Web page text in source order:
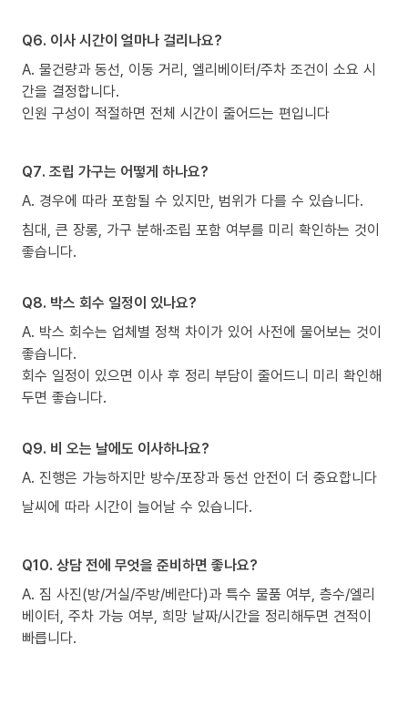
Q6. 이사 시간이 얼마나 걸리나요?
A. 물건량과 동선, 이동 거리, 엘리베이터/주차 조건이 소요 시
간을 결정합니다.
인원 구성이 적절하면 전체 시간이 줄어드는 편입니다
Q7. 조립 가구는 어떻게 하나요?
A. 경우에 따라 포함될 수 있지만, 범위가 다를 수 있습니다.
침대, 큰 장롱, 가구 분해·조립 포함 여부를 미리 확인하는 것이
좋습니다.
Q8. 박스 회수 일정이 있나요?
A. 박스 회수는 업체별 정책 차이가 있어 사전에 물어보는 것이
좋습니다.
회수 일정이 있으면 이사 후 정리 부담이 줄어드니 미리 확인해
두면 좋습니다.
Q9. 비 오는 날에도 이사하나요?
A. 진행은 가능하지만 방수/포장과 동선 안전이 더 중요합니다
날씨에 따라 시간이 늘어날 수 있습니다.
Q10. 상담 전에 무엇을 준비하면 좋나요?
A. 짐 사진(방/거실/주방/베란다)과 특수 물품 여부, 층수/엘리
베이터, 주차 가능 여부, 희망 날짜/시간을 정리해두면 견적이
빠릅니다.